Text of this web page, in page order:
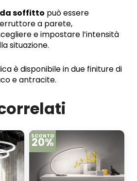
soffitto può essere
a parete,
e impostare l’intensità
situazione.
è disponibile in due finiture di
e antracite.
SCONTO
20%